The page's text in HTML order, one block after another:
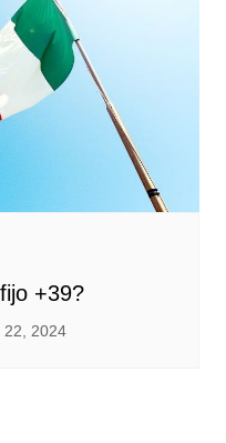
+39?
22, 2024